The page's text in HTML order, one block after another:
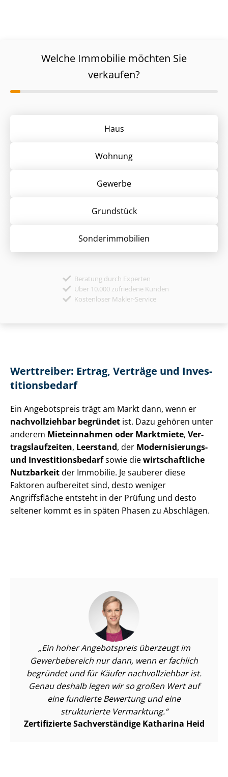
Welche Immobilie möchten Sie
verkaufen?
Haus
Wohnung
Gewerbe
Grund­stück
Sonder­immobilien
Beratung durch Experten
Über 10.000 zufriedene Kunden
Kostenloser Makler-Service
Werttreiber: Ertrag, Verträge und In­ves­
ti­ti­ons­be­darf
Ein Angebotspreis trägt am Markt dann, wenn er
nachvollziehbar begründet ist. Dazu gehören unter
anderem Mieteinnahmen oder Marktmiete, Ver­
trags­lauf­zei­ten, Leerstand, der Modernisierungs-
und In­ves­ti­ti­ons­be­darfsowie diewirtschaftliche
Nutzbarkeitder Immobilie. Je sauberer diese
Faktoren aufbereitet sind, desto weniger
Angriffsfläche entsteht in der Prüfung und desto
seltener kommt es in späten Phasen zu Abschlägen.
Ein hoher Angebotspreis überzeugt im
Gewerbebereich nur dann, wenn er fachlich
begründet und für Käufer nachvollziehbar ist.
Genau deshalb legen wir so großen Wert auf
eine fundierte Bewertung und eine
strukturierte Vermarktung.
Zertifizierte Sachverständige Katharina Heid